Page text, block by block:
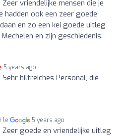
Zeer vriendelijke mensen die je
hadden ook een zeer goede
en zo een kei goede uitleg
en zijn geschiedenis.
5 years ago
Sehr hilfreiches Personal, die
le 5 years ago
Zeer goede en vriendelijke uitleg